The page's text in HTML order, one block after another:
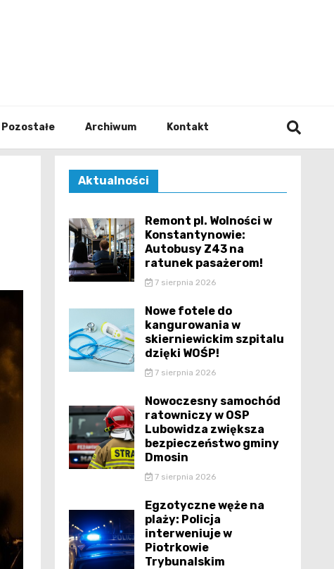
Pozostałe Archiwum Kontakt
Aktualności
Remont pl. Wolności w
Konstantynowie:
Autobusy Z43 na
ratunek pasażerom!
7 sierpnia 2026
Nowe fotele do
kangurowania w
skierniewickim szpitalu
dzięki WOŚP!
7 sierpnia 2026
Nowoczesny samochód
ratowniczy w OSP
Lubowidza zwiększa
bezpieczeństwo gminy
Dmosin
7 sierpnia 2026
Egzotyczne węże na
plaży: Policja
interweniuje w
Piotrkowie
Trybunalskim